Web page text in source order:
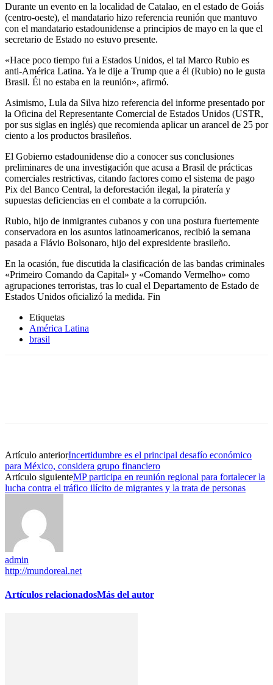
Durante un evento en la localidad de Catalao, en el estado de Goiás
(centro-oeste), el mandatario hizo referencia reunión que mantuvo
con el mandatario estadounidense a principios de mayo en la que el
secretario de Estado no estuvo presente.
«Hace poco tiempo fui a Estados Unidos, el tal Marco Rubio es
anti-América Latina. Ya le dije a Trump que a él (Rubio) no le gusta
Brasil. Él no estaba en la reunión», afirmó.
Asimismo, Lula da Silva hizo referencia del informe presentado por
la Oficina del Representante Comercial de Estados Unidos (USTR,
por sus siglas en inglés) que recomienda aplicar un arancel de 25 por
ciento a los productos brasileños.
El Gobierno estadounidense dio a conocer sus conclusiones
preliminares de una investigación que acusa a Brasil de prácticas
comerciales restrictivas, citando factores como el sistema de pago
Pix del Banco Central, la deforestación ilegal, la piratería y
supuestas deficiencias en el combate a la corrupción.
Rubio, hijo de inmigrantes cubanos y con una postura fuertemente
conservadora en los asuntos latinoamericanos, recibió la semana
pasada a Flávio Bolsonaro, hijo del expresidente brasileño.
En la ocasión, fue discutida la clasificación de las bandas criminales
«Primeiro Comando da Capital» y «Comando Vermelho» como
agrupaciones terroristas, tras lo cual el Departamento de Estado de
Estados Unidos oficializó la medida. Fin
Etiquetas
América Latina
brasil
Artículo anteriorIncertidumbre es el principal desafío económico
para México, considera grupo financiero
Artículo siguienteMP participa en reunión regional para fortalecer la
lucha contra el tráfico ilícito de migrantes y la trata de personas
admin
http://mundoreal.net
Artículos relacionadosMás del autor